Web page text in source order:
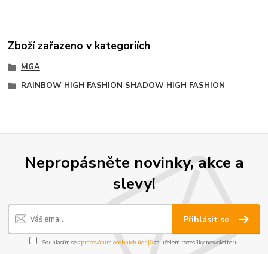
Zboží zařazeno v kategoriích
MGA
RAINBOW HIGH FASHION SHADOW HIGH FASHION
Nepropásněte novinky, akce a
slevy!
Přihlásit se
Souhlasím se zpracováním osobních údajůza účelem rozesílky newsletteru.